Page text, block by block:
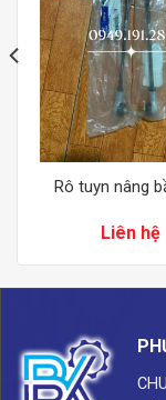
Rô tuyn nâng
Liên hệ